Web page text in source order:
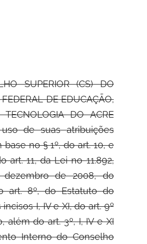
SUPERIOR (CS) DO
DE EDUCAÇÃO,
TECNOLOGIA DO ACRE
uso de suasatribuições
base no § 1º, do art. 10, e
art. 11, da Lei no 11.892,
de 2008, do
art. 8º, do Estatuto do
incisos I, IV e XI, do art. 9º
além do art. 3º, I, IV e XI
Interno do Conselho